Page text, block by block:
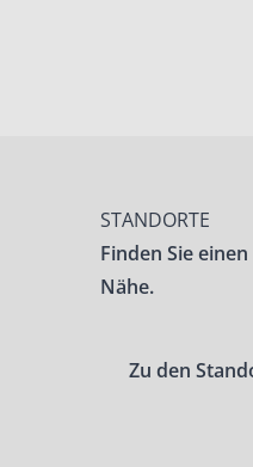
STANDORTE
Finden Sie
Nähe.
Zu den